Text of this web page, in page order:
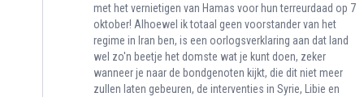
met het vernietigen van Hamas voor hun terreurdaad op 7
oktober! Alhoewel ik totaal geen voorstander van het
regime in Iran ben, is een oorlogsverklaring aan dat land
wel zo'n beetje het domste wat je kunt doen, zeker
wanneer je naar de bondgenoten kijkt, die dit niet meer
zullen laten gebeuren, de interventies in Syrie, Libie en